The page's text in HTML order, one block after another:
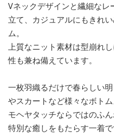
Vネックデザインと繊細なレ
立て、カジュアルにもきれ
ム。
上質なニット素材は型崩れ
性も兼ね備えています。
一枚羽織るだけで春らしい
やスカートなど様々なボトム
モヘヤタッチならではのふ
特別な癒しをもたらす一着で